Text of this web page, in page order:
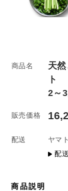
商品名
天
ト
2～
販売価格
配送 ヤマ
配
商品説明